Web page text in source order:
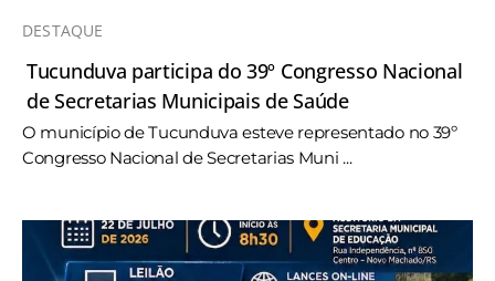
DESTAQUE
Tucunduva participa do 39º Congresso Nacional
de Secretarias Municipais de Saúde
O município de Tucunduva esteve representado no 39º
Congresso Nacional de Secretarias Muni ...